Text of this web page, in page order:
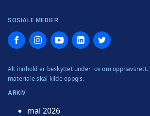
SOSIALE MEDIER
FacebookInstagramYouTubeLinkedInTwitter
Alt innhold er beskyttet under lov om opphavsrett.
materiale skal kilde oppgis.
ARKIV
mai 2026